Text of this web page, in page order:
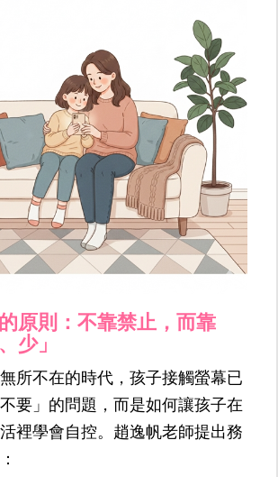
原則：不靠禁止，而靠
少」
所不在的時代，孩子接觸螢幕已
要」的問題，而是如何讓孩子在
裡學會自控。趙逸帆老師提出務